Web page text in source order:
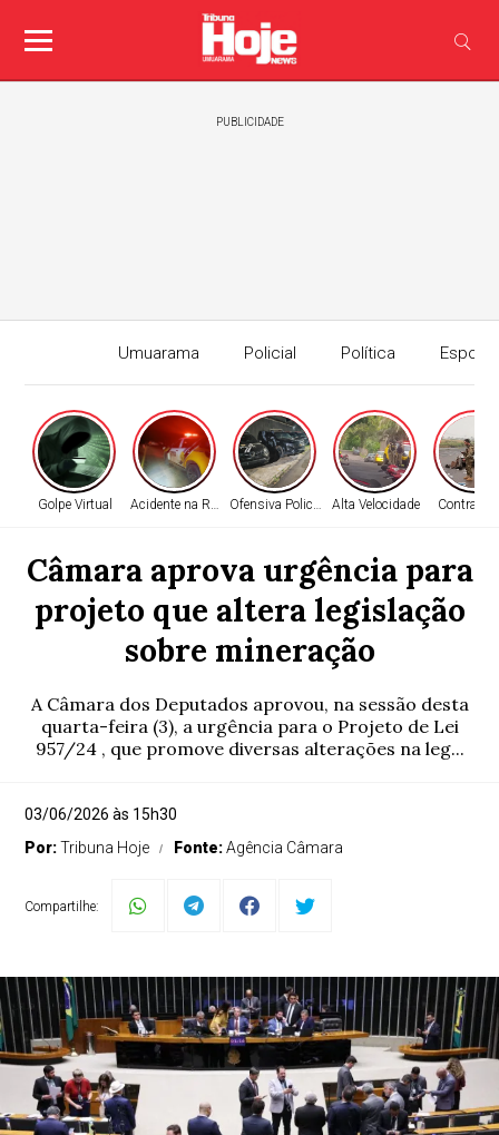
PUBLICIDADE
Umuarama Policial Política
Edição
Golpe Virtual Acidente na RodoviaOfensiva Policial Alta Velocidade
Câmara aprova urgência para
projeto que altera legislação
sobre mineração
A Câmara dos Deputados aprovou, na sessão desta
quarta-feira (3), a urgência para o Projeto de Lei
957/24 , que promove diversas alterações na leg...
03/06/2026 às 15h30
Por:Tribuna Hoje Fonte:Agência Câmara
Compartilhe: